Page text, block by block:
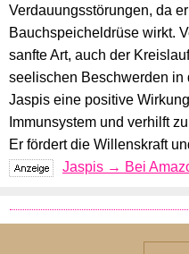
Verdauungsstörungen, da
Bauchspeicheldrüse wirkt.
sanfte Art, auch der
seelischen Beschwerden
Jaspis eine positive
Immunsystem und verhilft
Er fördert die Willenskraft
Jaspis → Bei